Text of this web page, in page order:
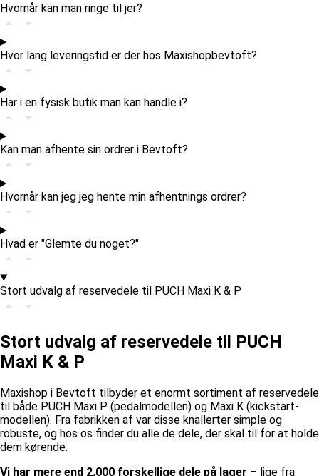
Hvornår kan man ringe til jer?
Hvor lang leveringstid er der hos Maxishopbevtoft?
Har i en fysisk butik man kan handle i?
Kan man afhente sin ordrer i Bevtoft?
Hvornår kan jeg jeg hente min afhentnings ordrer?
Hvad er "Glemte du noget?"
Stort udvalg af reservedele til PUCH Maxi K & P
Stort udvalg af reservedele til PUCH
Maxi K & P
Maxishop i Bevtoft tilbyder et enormt sortiment af reservedele
til både PUCH Maxi P (pedalmodellen) og Maxi K (kickstart-
modellen). Fra fabrikken af var disse knallerter simple og
robuste, og hos os finder du alle de dele, der skal til for at holde
dem kørende.
Vi har mere end 2.000 forskellige dele på lager – lige fra